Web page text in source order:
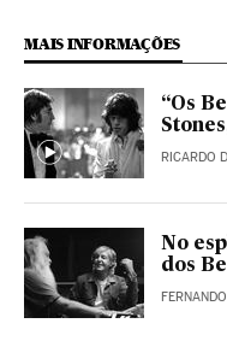
MAIS INFORMAÇÕES
“Os
RICARDO
No
dos